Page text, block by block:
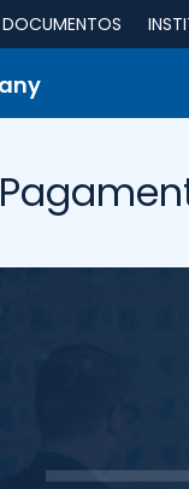
DOCUMENTOS